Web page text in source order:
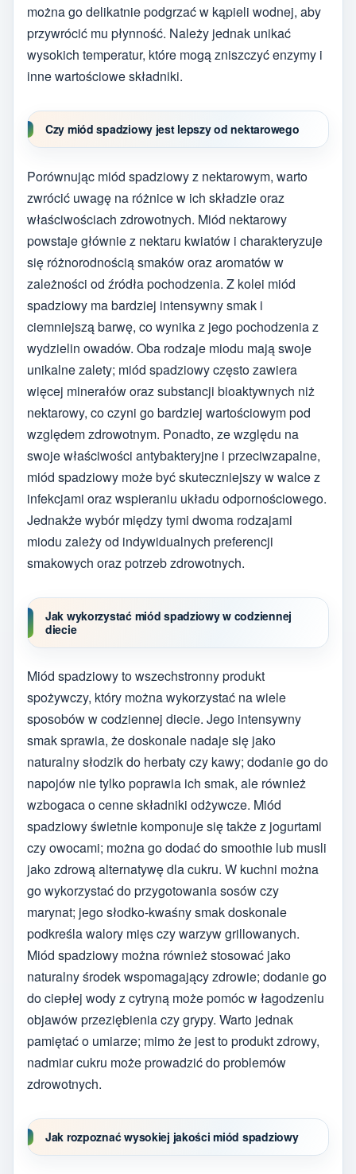
można go delikatnie podgrzać w kąpieli wodnej, aby
przywrócić mu płynność. Należy jednak unikać
wysokich temperatur, które mogą zniszczyć enzymy i
inne wartościowe składniki.
Czy miód spadziowy jest lepszy od nektarowego
Porównując miód spadziowy z nektarowym, warto
zwrócić uwagę na różnice w ich składzie oraz
właściwościach zdrowotnych. Miód nektarowy
powstaje głównie z nektaru kwiatów i charakteryzuje
się różnorodnością smaków oraz aromatów w
zależności od źródła pochodzenia. Z kolei miód
spadziowy ma bardziej intensywny smak i
ciemniejszą barwę, co wynika z jego pochodzenia z
wydzielin owadów. Oba rodzaje miodu mają swoje
unikalne zalety; miód spadziowy często zawiera
więcej minerałów oraz substancji bioaktywnych niż
nektarowy, co czyni go bardziej wartościowym pod
względem zdrowotnym. Ponadto, ze względu na
swoje właściwości antybakteryjne i przeciwzapalne,
miód spadziowy może być skuteczniejszy w walce z
infekcjami oraz wspieraniu układu odpornościowego.
Jednakże wybór między tymi dwoma rodzajami
miodu zależy od indywidualnych preferencji
smakowych oraz potrzeb zdrowotnych.
Jak wykorzystać miód spadziowy w codziennej
diecie
Miód spadziowy to wszechstronny produkt
spożywczy, który można wykorzystać na wiele
sposobów w codziennej diecie. Jego intensywny
smak sprawia, że doskonale nadaje się jako
naturalny słodzik do herbaty czy kawy; dodanie go do
napojów nie tylko poprawia ich smak, ale również
wzbogaca o cenne składniki odżywcze. Miód
spadziowy świetnie komponuje się także z jogurtami
czy owocami; można go dodać do smoothie lub musli
jako zdrową alternatywę dla cukru. W kuchni można
go wykorzystać do przygotowania sosów czy
marynat; jego słodko-kwaśny smak doskonale
podkreśla walory mięs czy warzyw grillowanych.
Miód spadziowy można również stosować jako
naturalny środek wspomagający zdrowie; dodanie go
do ciepłej wody z cytryną może pomóc w łagodzeniu
objawów przeziębienia czy grypy. Warto jednak
pamiętać o umiarze; mimo że jest to produkt zdrowy,
nadmiar cukru może prowadzić do problemów
zdrowotnych.
Jak rozpoznać wysokiej jakości miód spadziowy